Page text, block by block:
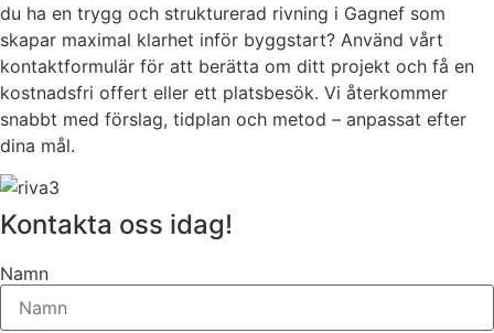
du ha en trygg och strukturerad rivning i Gagnef som
skapar maximal klarhet inför byggstart? Använd vårt
kontaktformulär för att berätta om ditt projekt och få en
kostnadsfri offert eller ett platsbesök. Vi återkommer
snabbt med förslag, tidplan och metod – anpassat efter
dina mål.
Kontakta oss idag!
Namn